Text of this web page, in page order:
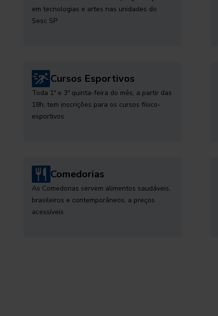
em tecnologias e artes nas unidades do
Sesc SP
Cursos Esportivos
Toda 1ª e 3ª quinta-feira do mês, a partir das
18h, tem inscrições para os cursos físico-
esportivos
Comedorias
As Comedorias servem alimentos saudáveis,
brasileiros e contemporâneos, a preços
acessíveis